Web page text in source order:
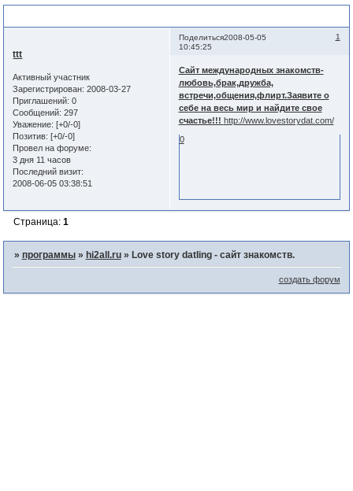
Поделиться 1
2008-05-05
10:45:25
ttt
Активный участник
Зарегистрирован: 2008-03-27
Приглашений: 0
Сообщений: 297
Уважение: [+0/-0]
Позитив: [+0/-0]
Провел на форуме:
3 дня 11 часов
Последний визит:
2008-06-05 03:38:51
Сайт международных знакомств-
любовь,брак,дружба,
встречи,общения,флирт.Заявите о
себе на весь мир и найдите свое
счастье!!! http://www.lovestorydat.com/
0
Страница: 1
» программы » hi2all.ru » Love story datIing - сайт знакомств.
создать форум